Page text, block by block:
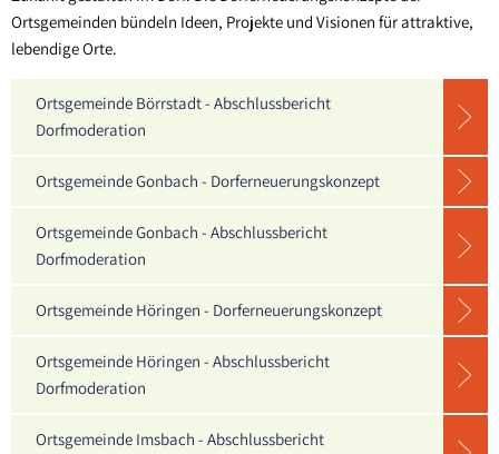
Sippersfeld
Wartenberg-Rohrbach
Winnweiler
OT Alsenbrück-Langmeil
OT Hochstein
OT Potzbach
Erneuerung
Ortsgemeinden bündeln Ideen, Projekte und Visionen für attraktive,
lebendige Orte.
Ortsgemeinde Börrstadt - Abschlussbericht
Dorfmoderation
Ortsgemeinde Gonbach - Dorferneuerungskonzept
Ortsgemeinde Gonbach - Abschlussbericht
Dorfmoderation
Ortsgemeinde Höringen - Dorferneuerungskonzept
Ortsgemeinde Höringen - Abschlussbericht
Dorfmoderation
Ortsgemeinde Imsbach - Abschlussbericht